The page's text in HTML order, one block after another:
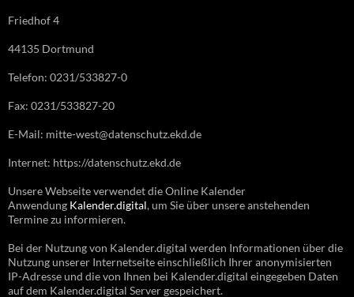
Friedhof 4
44135 Dortmund
Telefon: 0231/533827-0
Fax: 0231/533827-20
E-Mail: mitte-west@datenschutz.ekd.de
Internet: https://datenschutz.ekd.de
Unsere Webseite verwendet die Online Kalender
Anwendung Kalender.digital, um Sie über unsere anstehenden
Termine zu informieren.
Bei der Nutzung von Kalender.digital werden Informationen über die
Nutzung unserer Internetseite einschließlich Ihrer anonymisierten
IP-Adresse und die von Ihnen bei Kalender.digital eingegeben Daten
auf dem Kalender.digital Server gespeichert.